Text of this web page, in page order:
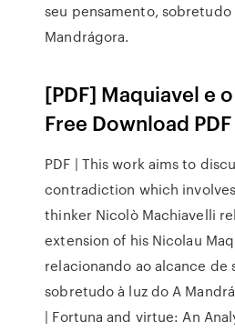
seu pensamento, sobretudo
Mandrágora.
[PDF] Maquiavel e
Free Download PDF
PDF | This work aims to
contradiction which
thinker Nicolò Machiavelli
extension of his Nicolau
relacionando ao alcance de
sobretudo à luz do A
| Fortuna and virtue: An